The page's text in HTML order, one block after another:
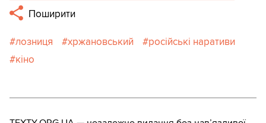
Поширити
лозниця хржановський
російські наративи
кіно